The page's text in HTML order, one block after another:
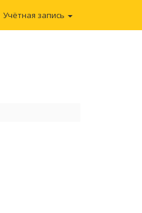
Учётная запись